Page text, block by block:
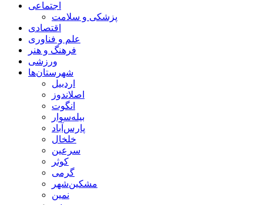
اجتماعی
پزشکی و سلامت
اقتصادی
علم و فناوری
فرهنگ و هنر
ورزشی
شهرستان‌ها
اردبیل
اصلاندوز
انگوت
بیله‌سوار
پارس‌آباد
خلخال
سرعین
کوثر
گرمی
مشکین‌شهر
نمین